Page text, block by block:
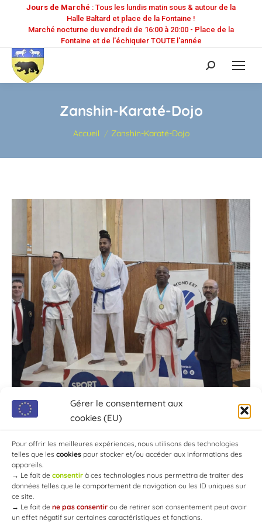
Gérer le consentement aux
cookies (EU)
Pour offrir les meilleures expériences, nous utilisons des technologies
telles que les cookies pour stocker et/ou accéder aux informations des
appareils.
→ Le fait de consentir à ces technologies nous permettra de traiter des
données telles que le comportement de navigation ou les ID uniques sur
ce site.
→ Le fait de ne pas consentir ou de retirer son consentement peut avoir
un effet négatif sur certaines caractéristiques et fonctions.
Jours de Marché : Tous les lundis matin sous & autour de la
Halle Baltard et place de la Fontaine !
Marché nocturne du vendredi de 16:00 à 20:00 - Place de la
Fontaine et de l'échiquier TOUTE l'année
Recherche
:
Zanshin-Karaté-Dojo
Vous êtes ici :
Accueil Zanshin-Karaté-Dojo